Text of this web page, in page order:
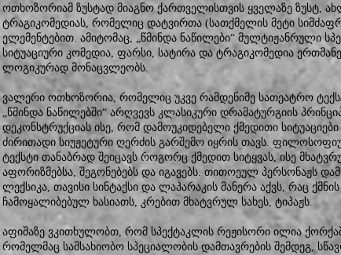
ოთხოზორიამ ზუსტად მიაგნო ქართველისთვის ყველაზე ზუსტ,
ტრაგიკომედიას, რომელიც დატვირთა (სათქმელის მეტი
ელემენტებით. ამიტომაც, „წმინდა ნაწილები“ მულტიჟანრული
სიტუაციური კომედია, ფარსი, სატირა და ტრაგიკომედია
ლოგიკურად მონაცვლეობს.
ვალერი ოთხოზორია, რომელიც უკვე რამდენიმე სათეატრო
„წმინდა ნაწილებში“ არღვევს კლასიკური დრამატურგიის
დეკონსტრუქციას ისე, რომ დამოუკიდებელი ქმედითი
ძირითადი სიუჟეტური ღერძის გარშემო იყრის თავს.
ტექსტი თანაბრად შეიცავს როგორც ქმედით სიტყვას, ისე
აფორიზმებსა, შეგონებებს და იგავებს. თითოეულ პერსონაჟს
ლექსიკა, თავისი სინტაქსი და ლაპარაკის მანერა აქვს, რაც
ჩამოყალიბებულ ხასიათს, კრებით მხატვრულ სახეს, ტიპაჟს.
აფიშაზე ვკითხულობთ, რომ სპექტაკლის რეჟისორი ილია
რომელმაც სამსახიობო სპეციალობის დამთავრების შემდეგ,